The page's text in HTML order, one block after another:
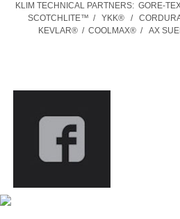
KLIM TECHNICAL PARTNERS: GORE-
SCOTCHLITE™ / YKK® /
KEVLAR® / COOLMAX® / AX